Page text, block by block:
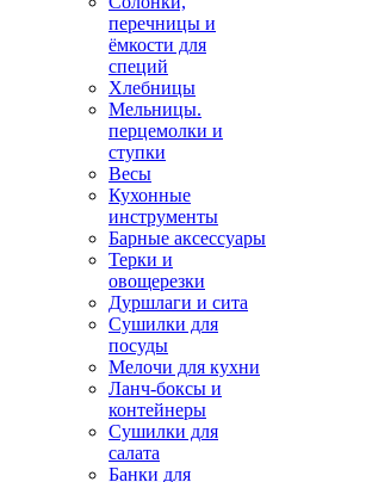
перечницы и
ёмкости для
специй
Хлебницы
Мельницы.
перцемолки и
ступки
Весы
Кухонные
инструменты
Барные аксессуары
Терки и
овощерезки
Дуршлаги и сита
Сушилки для
посуды
Мелочи для кухни
Ланч-боксы и
контейнеры
Сушилки для
салата
Банки для